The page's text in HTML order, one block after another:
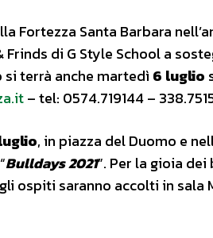
Fortezza Santa Barbara
di G Style School a
terrà anche martedì 6 luglio
– tel: 0574.719144 –
, in piazza del Duomo e
Bulldays 2021”. Per la gioia
gli ospiti saranno accolti in sala